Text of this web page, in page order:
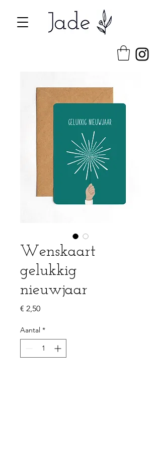
Wenskaart
gelukkig
nieuwjaar
€ 2,50Prijs
Aantal *